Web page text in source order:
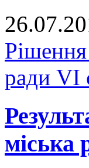
ради VI
міська